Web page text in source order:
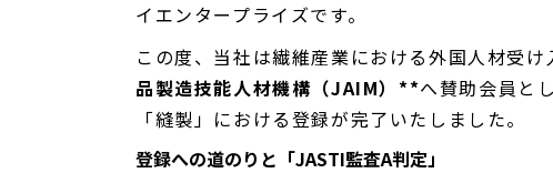
イエンタープライズです。
この度、当社は繊維産業における外国人材受け
品製造技能人材機構（JAIM）**へ賛助会員と
「縫製」における登録が完了いたしました。
登録への道のりと「JASTI監査A判定」